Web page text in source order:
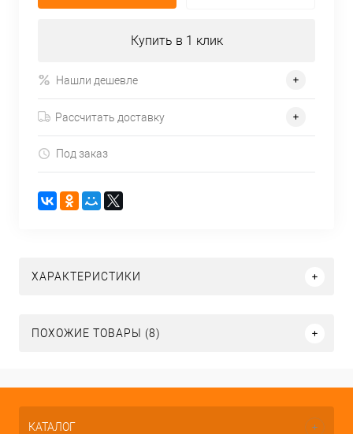
Купить в 1 клик
Нашли дешевле
Рассчитать доставку
Под заказ
ХАРАКТЕРИСТИКИ
ПОХОЖИЕ ТОВАРЫ (8)
КАТАЛОГ